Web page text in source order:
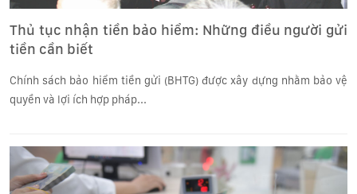
Thủ tục nhận tiền bảo hiểm: Những điều người gửi
tiền cần biết
Chính sách bảo hiểm tiền gửi (BHTG) được xây dựng nhằm bảo vệ
quyền và lợi ích hợp pháp...